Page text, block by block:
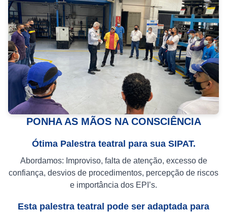
PONHA AS MÃOS NA CONSCIÊNCIA
Ótima Palestra teatral para sua SIPAT.
Abordamos: Improviso, falta de atenção, excesso de
confiança, desvios de procedimentos, percepção de riscos
e importância dos EPI’s.
Esta palestra teatral pode ser adaptada para